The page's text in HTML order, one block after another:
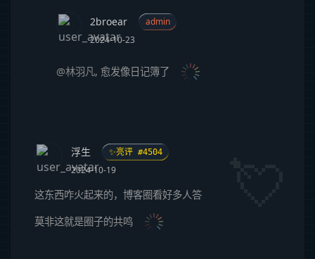
2broear
admin
2024-10-23
@林羽凡, 愈发像日记簿了
浮生 ✨亮评 #4504
2024-10-19
这东西咋火起来的，博客圈看好多人答
莫非这就是圈子的共鸣